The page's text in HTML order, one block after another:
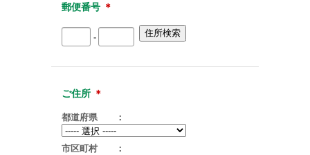
郵便番号 ＊
-
ご住所 ＊
都道府県 ：
市区町村 ：